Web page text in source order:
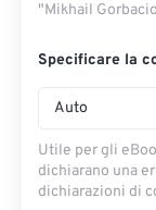
"Mikhail
Specificare la
Auto
Utile per gli
dichiarano una
dichiarazioni di